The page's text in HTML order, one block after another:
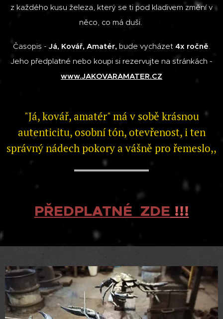
z každého kusu železa, který se ti pod kladivem změní v
něco, co má duši.
Časopis - Já, Kovář, Amatér,bude vycházet 4x ročně.
Jeho předplatné nebo koupi si rezervujte na stránkách -
www.JAKOVARAMATER.CZ
"Já, kovář, amatér" má v sobě krásnou
autenticitu, osobní tón, otevřenost, i ten
správný nádech pokory a vášně pro řemeslo,,
PŘEDPLATNÉ ZDE !!!